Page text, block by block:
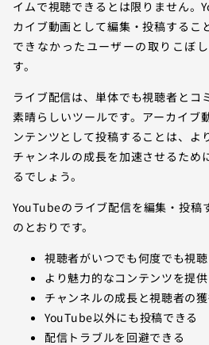
イムで視聴できるとは限りません。
カイブ動画として編集・投稿するこ
できなかったユーザーの取りこぼ
す。
ライブ配信は、単体でも視聴者とコ
素晴らしいツールです。アーカイブ
ンテンツとして投稿することは、よ
チャンネルの成長を加速させるため
るでしょう。
YouTubeのライブ配信を編集・投稿
のとおりです。
視聴者がいつでも何度でも視
より魅力的なコンテンツを提
チャンネルの成長と視聴者の
YouTube以外にも投稿できる
配信トラブルを回避できる